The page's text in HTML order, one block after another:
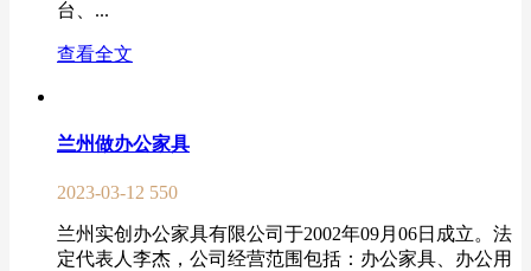
台、...
查看全文
兰州做办公家具
2023-03-12 550
兰州实创办公家具有限公司于2002年09月06日成立。法
定代表人李杰，公司经营范围包括：办公家具、办公用